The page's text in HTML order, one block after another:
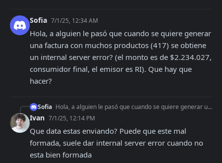
Sofia 7/1/25, 12:34 AM
Hola, a alguien le pasó que cuando se quiere generar
una factura con muchos productos (417) se obtiene
un internal server error? (el monto es de $2.234.027,
consumidor final, el emisor es RI). Que hay que
hacer?
Sofia Hola, a alguien le pasó que cuando se quiere generar una factura con muchos productos (417) se obtiene un internal server error? (el monto es de $2.234.027, con
Ivan 7/1/25, 12:14 PM
Que data estas enviando? Puede que este mal
formada, suele dar internal server error cuando no
esta bien formada